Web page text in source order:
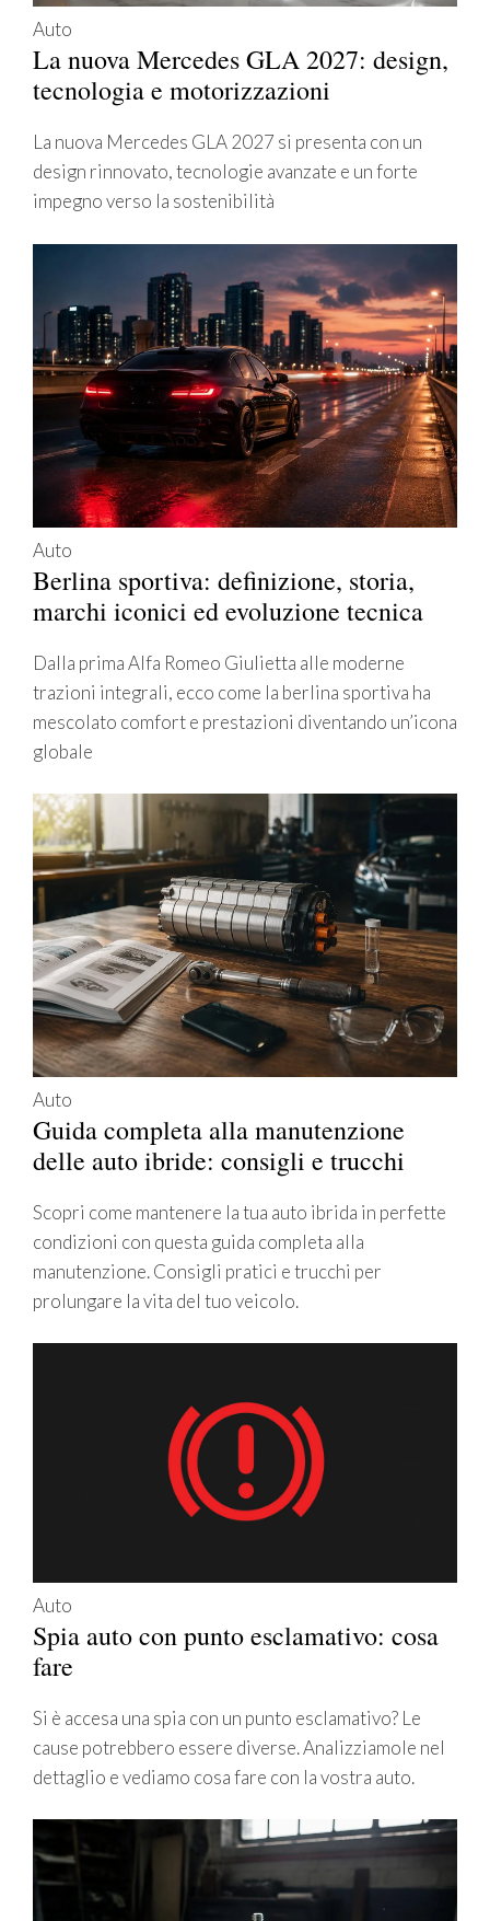
Auto
La nuova Mercedes GLA 2027: design,
tecnologia e motorizzazioni
La nuova Mercedes GLA 2027 si presenta con un
design rinnovato, tecnologie avanzate e un forte
impegno verso la sostenibilità
Auto
Berlina sportiva: definizione, storia,
marchi iconici ed evoluzione tecnica
Dalla prima Alfa Romeo Giulietta alle moderne
trazioni integrali, ecco come la berlina sportiva ha
mescolato comfort e prestazioni diventando un’icona
globale
Auto
Guida completa alla manutenzione
delle auto ibride: consigli e trucchi
Scopri come mantenere la tua auto ibrida in perfette
condizioni con questa guida completa alla
manutenzione. Consigli pratici e trucchi per
prolungare la vita del tuo veicolo.
Auto
Spia auto con punto esclamativo: cosa
fare
Si è accesa una spia con un punto esclamativo? Le
cause potrebbero essere diverse. Analizziamole nel
dettaglio e vediamo cosa fare con la vostra auto.